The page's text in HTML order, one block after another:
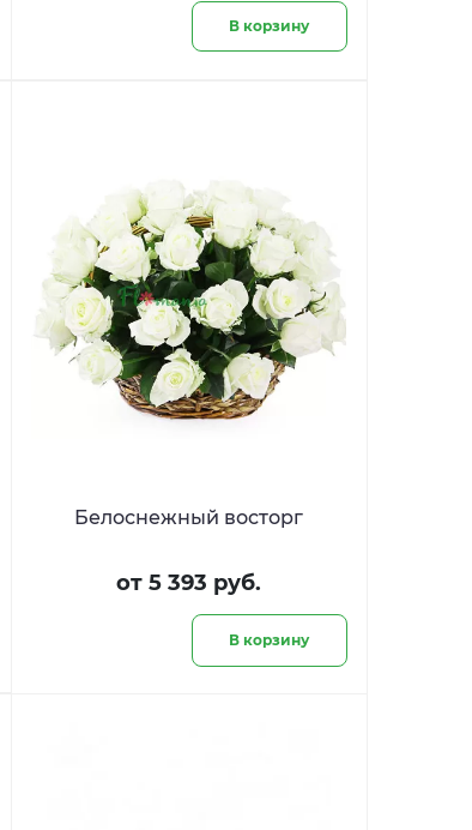
В корзину
Белоснежный восторг
от 5 393 руб.
В корзину